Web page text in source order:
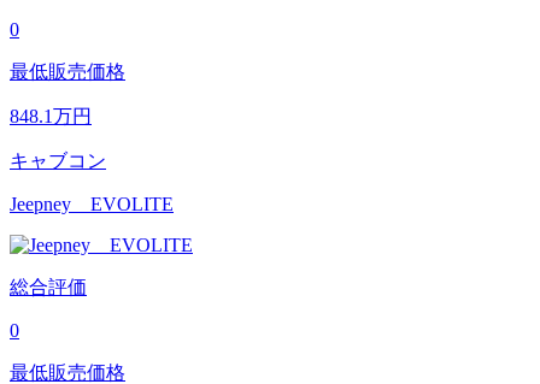
0
最低販売価格
848.1万円
キャブコン
Jeepney EVOLITE
総合評価
0
最低販売価格